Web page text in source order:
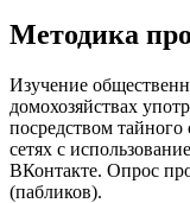
Методика
Изучение
домохозяйствах
посредством
сетях с
ВКонтакте. Опрос
(пабликов).